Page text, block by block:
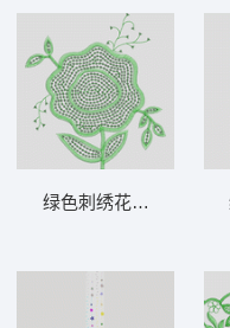
案 衣领烫
绿色刺绣花卉图案 亮片